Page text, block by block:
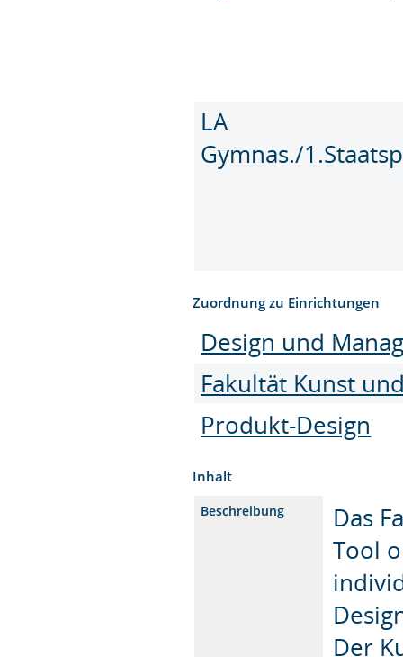
LA
Gymnas./
Zuordnung zu Einrichtungen
Design und
Fakultät Kunst
Produkt-Design
Inhalt
Beschreibung
Das
Tool
Der